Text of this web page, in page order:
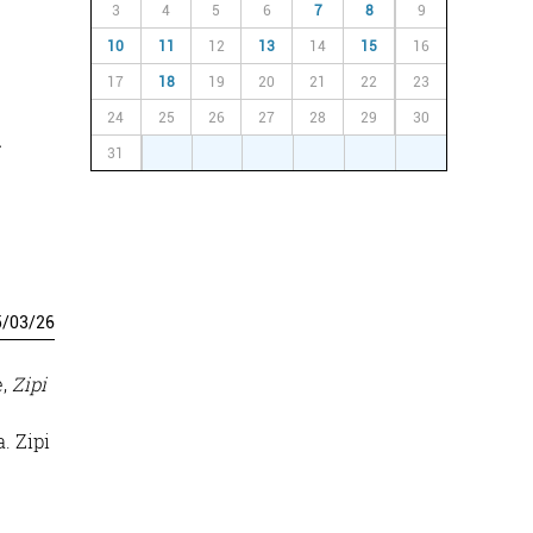
/03/26
Zipi
Zipi
3 4 5 6 7 8 9
10 11 12 13 14 15 16
17 18 19 20 21 22 23
24 25 26 27 28 29 30
31